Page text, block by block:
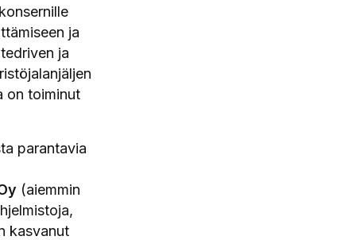
ja
ja
on toiminut
parantavia
(aiemmin
kasvanut